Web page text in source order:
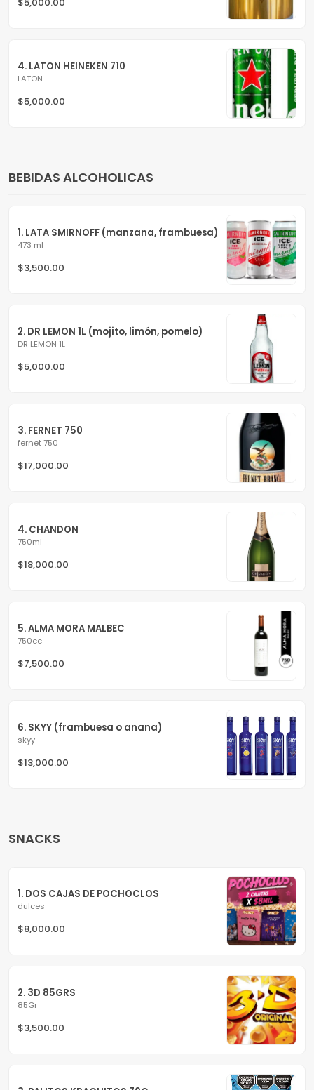
4. LATON HEINEKEN 710
LATON
$5,000.00
BEBIDAS ALCOHOLICAS
1. LATA SMIRNOFF (manzana, frambuesa)
473 ml
$3,500.00
2. DR LEMON 1L (mojito, limón, pomelo)
DR LEMON 1L
$5,000.00
3. FERNET 750
fernet 750
$17,000.00
4. CHANDON
750ml
$18,000.00
5. ALMA MORA MALBEC
750cc
$7,500.00
6. SKYY (frambuesa o anana)
skyy
$13,000.00
SNACKS
1. DOS CAJAS DE POCHOCLOS
dulces
$8,000.00
2. 3D 85GRS
85Gr
$3,500.00